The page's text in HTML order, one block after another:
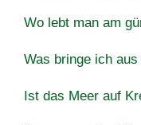
Wo lebt man am
Was bringe ich
Ist das Meer auf